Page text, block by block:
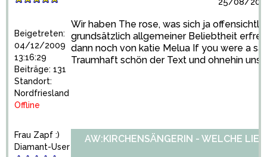
Beigetreten:
04/12/2009
13:16:29
Beiträge: 131
Standort:
Nordfriesland
Offline
Wir haben The rose, was sich ja
grundsätzlich allgemeiner Beliebtheit
dann noch von katie Melua If you were a
Traumhaft schön der Text und ohnehin
Frau Zapf :)
Diamant-User
AW:KIRCHENSÄNGERIN - WELCHE